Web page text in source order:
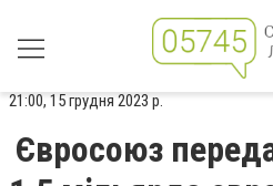
21:00, 15 грудня 2023 р.
Євросоюз